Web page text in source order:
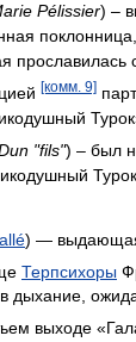
Pélissier) –
прославилась
[комм. 9]
"fils") – был
) —
Терпсихоры
дыхание,
выходе